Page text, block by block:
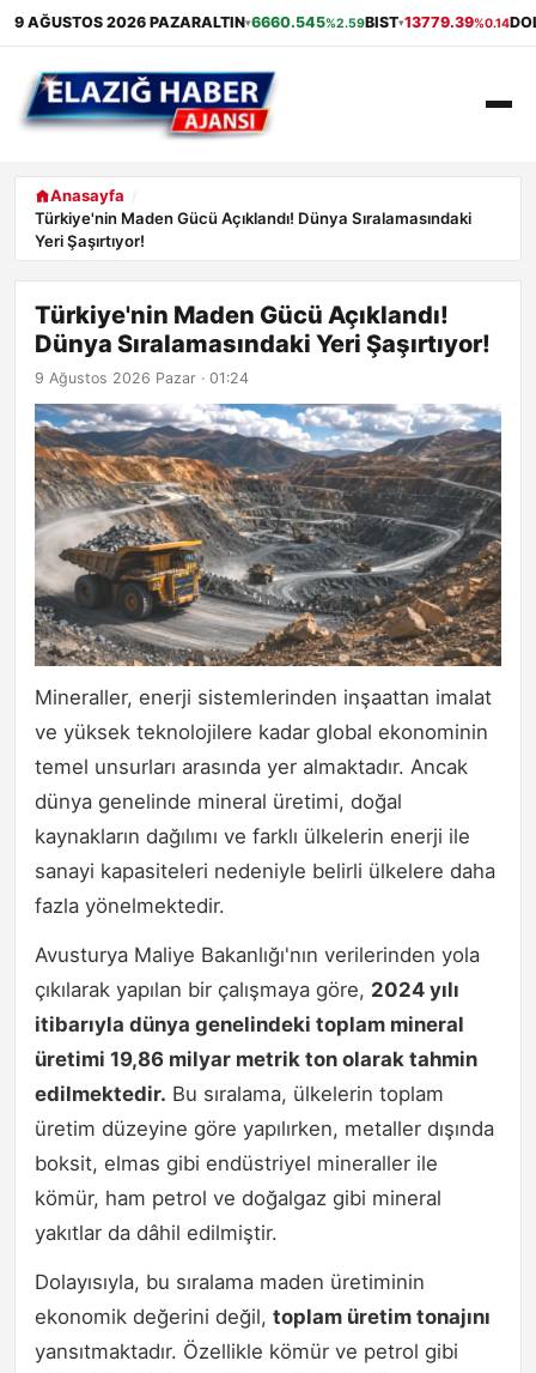
9 AĞUSTOS 2026 PAZARALTIN▾6660.545%2.59BIST▾13779.39%0.14
ANASAYFA
GÜNDEM
SAĞLIK
ALIŞVERIŞ
Anasayfa
Türkiye'nin Maden Gücü Açıklandı! Dünya Sıralamasındaki
Yeri Şaşırtıyor!
Türkiye'nin Maden Gücü Açıklandı!
Dünya Sıralamasındaki Yeri Şaşırtıyor!
9 Ağustos 2026 Pazar · 01:24
Mineraller, enerji sistemlerinden inşaattan imalat
ve yüksek teknolojilere kadar global ekonominin
temel unsurları arasında yer almaktadır. Ancak
dünya genelinde mineral üretimi, doğal
kaynakların dağılımı ve farklı ülkelerin enerji ile
sanayi kapasiteleri nedeniyle belirli ülkelere daha
fazla yönelmektedir.
Avusturya Maliye Bakanlığı'nın verilerinden yola
çıkılarak yapılan bir çalışmaya göre, 2024 yılı
itibarıyla dünya genelindeki toplam mineral
üretimi 19,86 milyar metrik ton olarak tahmin
edilmektedir. Bu sıralama, ülkelerin toplam
üretim düzeyine göre yapılırken, metaller dışında
boksit, elmas gibi endüstriyel mineraller ile
kömür, ham petrol ve doğalgaz gibi mineral
yakıtlar da dâhil edilmiştir.
Dolayısıyla, bu sıralama maden üretiminin
ekonomik değerini değil, toplam üretim tonajını
yansıtmaktadır. Özellikle kömür ve petrol gibi